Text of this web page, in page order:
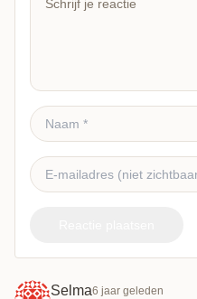
Selma6 jaar geleden